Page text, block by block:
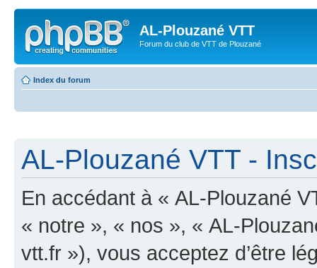
AL-Plouzané VTT
Forum du club de VTT de Plouzané
Index du forum
AL-Plouzané VTT -
En accédant à « AL-Plouzané
« notre », « nos », « AL-
vtt.fr »), vous acceptez d’être